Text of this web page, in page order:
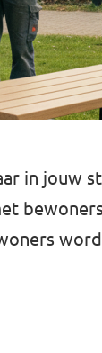
in jouw